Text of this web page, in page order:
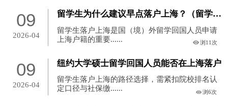
09
2026-04
留学生为什么建议早点落户上海？（留学生为何建议尽早落户？）
留学生落户上海是国（境）外留学回国人员申请
上海户籍的重要......
浏11次
09
2026-04
纽约大学硕士留学回国人员能否在上海落户
留学生落户上海的路径选择，需紧扣院校排名认
定口径与社保缴......
浏6次